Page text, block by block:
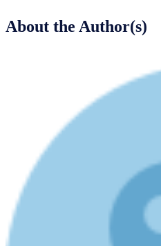
About the Author(s)